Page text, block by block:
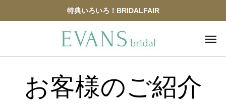
特典いろいろ！BRIDALFAIR
お客様のご紹介